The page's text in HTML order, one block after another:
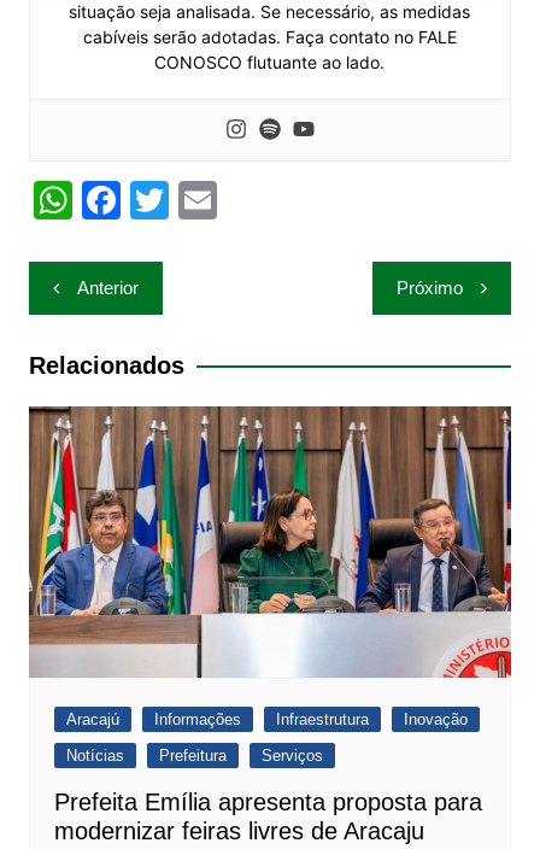
situação seja analisada. Se necessário, as medidas
cabíveis serão adotadas. Faça contato no FALE
CONOSCO flutuante ao lado.
W
at
s
A
p
F
c
e
b
k
T E
Navegação
de
Post
Anterior Próximo
Relacionados
Aracajú Informações Infraestrutura
Inovação
Notícias
Prefeitura Serviços
Prefeita Emília apresenta proposta para
modernizar feiras livres de Aracaju